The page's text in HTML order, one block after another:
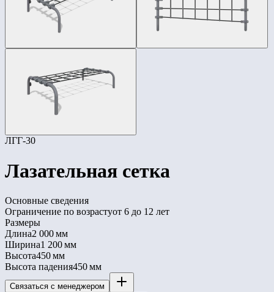
ЛГГ-30
Лазательная сетка
Основные сведения
Ограничение по возрастуот 6 до 12 лет
Размеры
Длина2 000 мм
Ширина1 200 мм
Высота450 мм
Высота падения450 мм
Связаться с менеджером